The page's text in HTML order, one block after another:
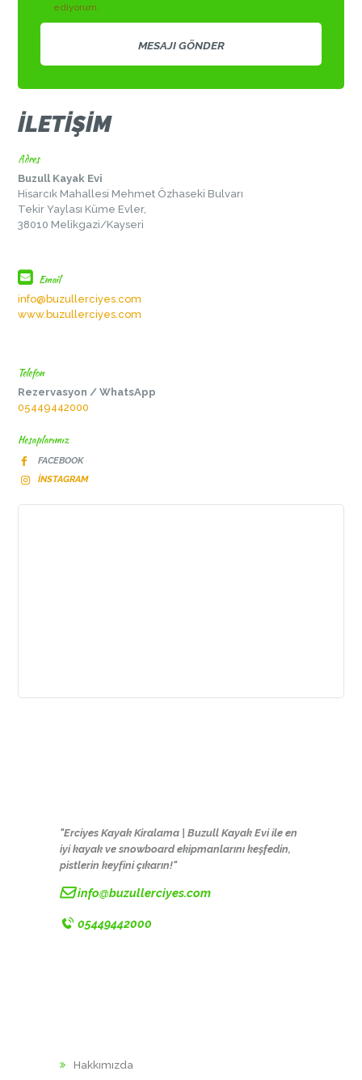
ediyorum.
İLETİŞİM
Adres
Buzull Kayak Evi
Hisarcık Mahallesi Mehmet Özhaseki Bulvarı
Tekir Yaylası Küme Evler,
38010 Melikgazi/Kayseri
Email
info@buzullerciyes.com
www.buzullerciyes.com
Telefon
Rezervasyon / WhatsApp
05449442000
Hesaplarımız
FACEBOOK
INSTAGRAM
"Erciyes Kayak Kiralama | Buzull Kayak Evi ile en
iyi kayak ve snowboard ekipmanlarını keşfedin,
pistlerin keyfini çıkarın!"
info@buzullerciyes.com
05449442000
Hakkımızda